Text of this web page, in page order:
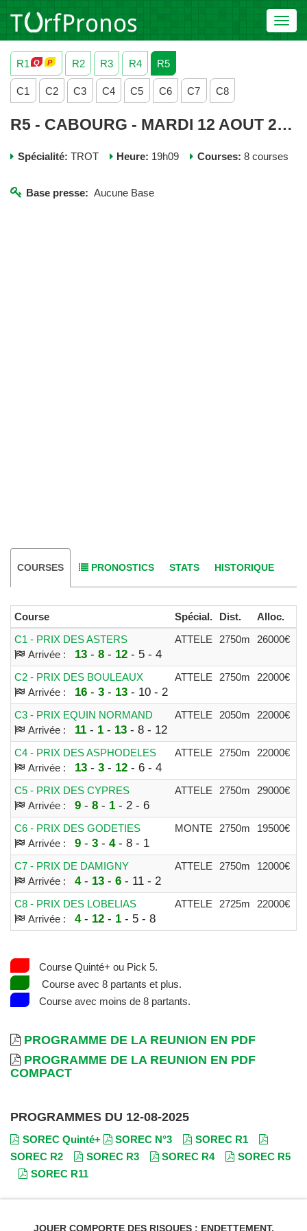
R1
R2 R3 R4 R5
C1 C2 C3 C4 C5 C6 C7 C8
R5 - CABOURG - MARDI 12 AOUT 2025
Spécialité: TROT Heure: 19h09 Courses: 8 courses
Base presse: Aucune Base
COURSES PRONOSTICS STATS HISTORIQUE
Course Spécial. Dist. Alloc.
C1 - PRIX DES ASTERS
Arrivée :
13- 8- 12- 5 - 4
ATTELE 2750m 26000€
C2 - PRIX DES BOULEAUX
Arrivée :
16- 3- 13- 10 - 2
ATTELE 2750m 22000€
C3 - PRIX EQUIN NORMAND
Arrivée :
11 - 1 - 13- 8 - 12
ATTELE 2050m 22000€
C4 - PRIX DES ASPHODELES
Arrivée :
13- 3- 12- 6 - 4
ATTELE 2750m 22000€
C5 - PRIX DES CYPRES
Arrivée :
9- 8- 1 - 2 - 6
ATTELE 2750m 29000€
C6 - PRIX DES GODETIES
Arrivée :
9- 3- 4- 8 - 1
MONTE 2750m 19500€
C7 - PRIX DE DAMIGNY
Arrivée :
4- 13- 6- 11 - 2
ATTELE 2750m 12000€
C8 - PRIX DES LOBELIAS
Arrivée :
4- 12- 1 - 5 - 8
ATTELE 2725m 22000€
Course Quinté+ ou Pick 5.
Course avec 8 partants et plus.
Course avec moins de 8 partants.
PROGRAMME DE LA REUNION EN PDF
PROGRAMME DE LA REUNION EN PDF
COMPACT
PROGRAMMES DU 12-08-2025
SOREC Quinté+ SOREC N°3
SOREC R1
SOREC R2
SOREC R3 SOREC R4
SOREC R5
SOREC R11
JOUER COMPORTE DES RISQUES : ENDETTEMENT,